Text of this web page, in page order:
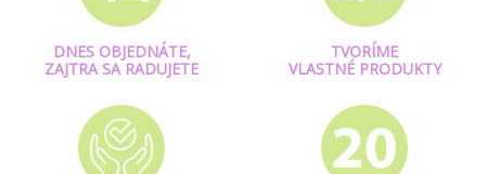
DNES OBJEDNÁTE,
ZAJTRA SA RADUJETE
TVORÍME
VLASTNÉ PRODUKTY